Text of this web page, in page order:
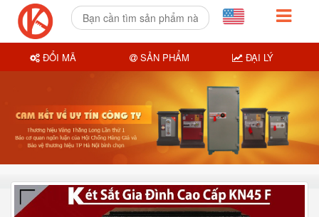
ĐỔI MÃ SẢN PHẨM ĐẠI LÝ